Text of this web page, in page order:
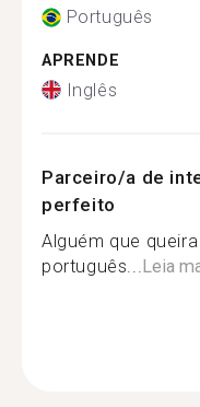
Português
APRENDE
Inglês
Parceiro/a de
perfeito
Alguém que
português... Leia